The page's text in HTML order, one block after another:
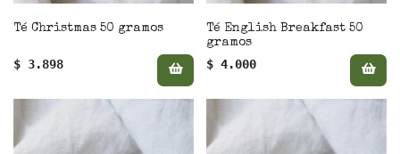
Té Christmas 50 gramos
$ 3.898
Té English Breakfast 50
gramos
$ 4.000